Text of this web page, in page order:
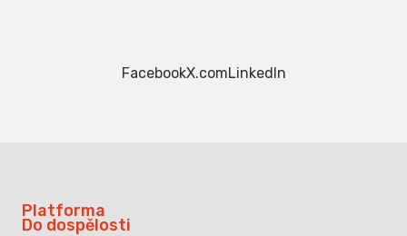
FacebookX.comLinkedIn
Platforma
Do dospělosti